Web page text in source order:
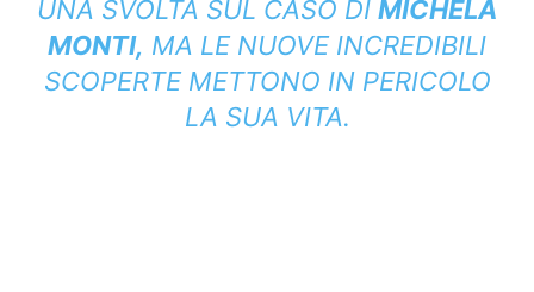
UNA SVOLTA SUL CASO DI MICHELA
MONTI, MA LE NUOVE INCREDIBILI
SCOPERTE METTONO IN PERICOLO
LA SUA VITA.